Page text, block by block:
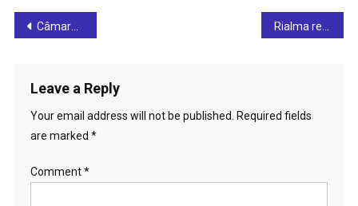
Post
Câmara Municipal de Rianápolis realiza a 3ª sessão ordinária de setembro de 2025 e aprova projetos e requerimentos: confira
Leave a Reply
Your email address will not be published.
Required fields
are marked *
Comment*